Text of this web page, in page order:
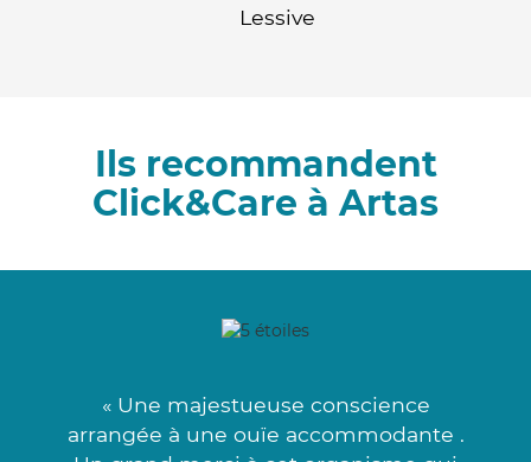
Lessive
Ils recommandent
Click&Care à Artas
« Une majestueuse conscience
arrangée à une ouïe accommodante .